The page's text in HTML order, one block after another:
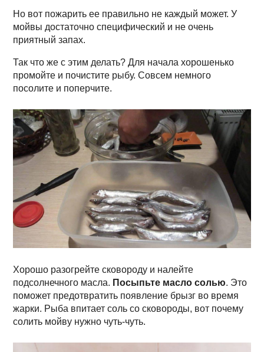
Но вот пожарить ее правильно не каждый может. У
мойвы достаточно специфический и не очень
приятный запах.
Так что же с этим делать? Для начала хорошенько
промойте и почистите рыбу. Совсем немного
посолите и поперчите.
Хорошо разогрейте сковороду и налейте
подсолнечного масла. Посыпьте масло солью. Это
поможет предотвратить появление брызг во время
жарки. Рыба впитает соль со сковороды, вот почему
солить мойву нужно чуть-чуть.